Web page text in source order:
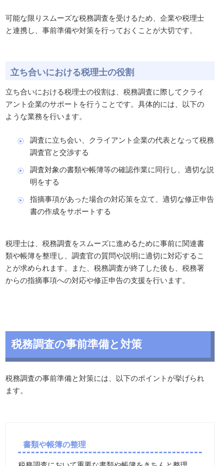
可能な限りスムーズな税務調査を受けるため、企業や税理士
と連携し、事前準備や対策を行っておくことが大切です。
立ち合いにおける税理士の役割
立ち合いにおける税理士の役割は、税務調査に際してクライ
アント企業のサポートを行うことです。具体的には、以下の
ような業務を行います。
調査に立ち会い、クライアント企業の代表となって税務
調査官と交渉する
調査対象の書類や帳簿等の確認作業に同行し、適切な説
明をする
指摘事項があった場合の対応策を立て、適切な修正申告
書の作成をサポートする
税理士は、税務調査をスムーズに進めるために事前に関連書
類や帳簿を整理し、調査官の質問や説明に適切に対応するこ
とが求められます。また、税務調査が終了した後も、税務署
からの指摘事項への対応や修正申告の支援を行います。
税務調査の事前準備と対策
税務調査の事前準備と対策には、以下のポイントが挙げられ
ます。
書類や帳簿の整理